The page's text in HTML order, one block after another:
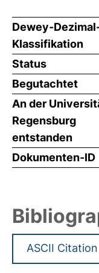
Dewey-
Klassifikation
Status
Begutachtet
An der
Regensburg
entstanden
Dokumenten-ID